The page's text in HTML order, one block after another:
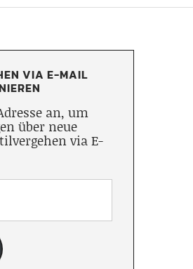
VIA E-MAIL
an, um
über neue
via E-